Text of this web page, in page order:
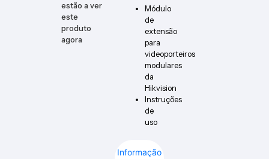
estão a ver
este
produto
agora
Informação
Módulo
de
extensão
para
videoporteiros
modulares
da
Hikvision
Instruções
de
uso